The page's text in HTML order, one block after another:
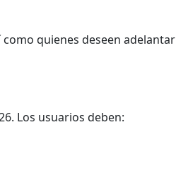
quienes deseen adelantar
Los usuarios deben: